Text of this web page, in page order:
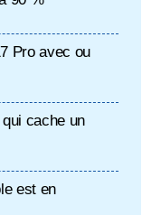
Pro avec ou
cache un
est en